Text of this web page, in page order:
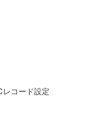
コード設定